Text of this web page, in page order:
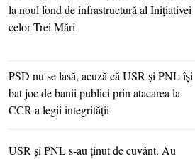
la noul fond de infrastructură al Iniţiativei
celor Trei Mări
PSD nu se lasă, acuză că USR şi PNL îşi
bat joc de banii publici prin atacarea la
CCR a legii integrităţii
USR şi PNL s-au ţinut de cuvânt. Au